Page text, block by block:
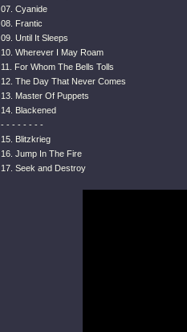
07. Cyanide
08. Frantic
09. Until It Sleeps
10. Wherever I May Roam
11. For Whom The Bells Tolls
12. The Day That Never Comes
13. Master Of Puppets
14. Blackened
- - - - - - - -
15. Blitzkrieg
16. Jump In The Fire
17. Seek and Destroy